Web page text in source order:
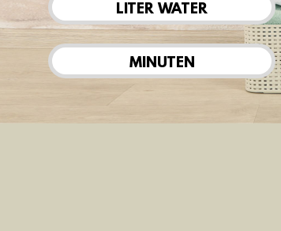
LITER WATER
MINUTEN